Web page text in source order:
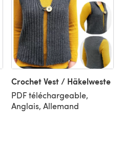
Crochet Vest / Häkelweste
PDF téléchargeable,
Anglais, Allemand